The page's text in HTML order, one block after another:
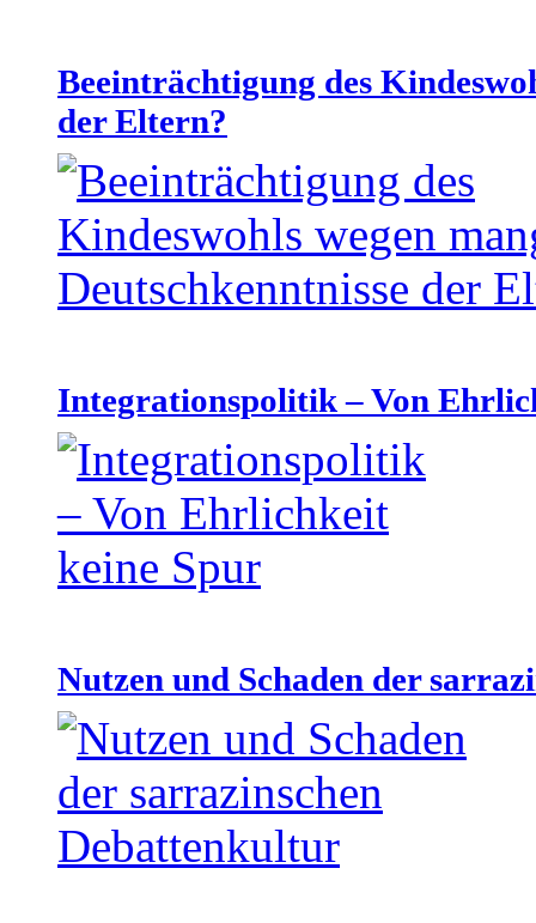
Beeinträchtigung des
der Eltern?
Integrationspolitik – Von
Nutzen und Schaden der